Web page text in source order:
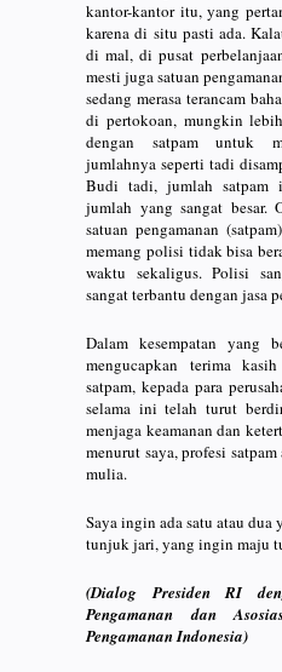
kantor-kantor itu, yang
karena di situ pasti ada.
di mal, di pusat
mesti juga satuan
sedang merasa terancam
di pertokoan, mungkin
dengan satpam untuk
jumlahnya seperti tadi
Budi tadi, jumlah satpam
jumlah yang sangat besar.
satuan pengamanan
memang polisi tidak bisa
waktu sekaligus. Polisi
sangat terbantu dengan jasa
Dalam kesempatan yang
mengucapkan terima
satpam, kepada para
selama ini telah turut
menjaga keamanan dan
menurut saya, profesi
mulia.
Saya ingin ada satu atau
tunjuk jari, yang ingin maju
(Dialog Presiden RI
Pengamanan dan
Pengamanan Indonesia)